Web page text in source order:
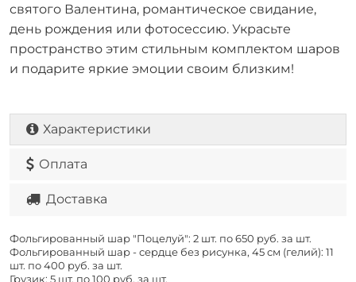
святого Валентина, романтическое свидание,
день рождения или фотосессию. Украсьте
пространство этим стильным комплектом шаров
и подарите яркие эмоции своим близким!
Характеристики
Оплата
Доставка
Фольгированный шар "Поцелуй": 2 шт. по 650 руб. за шт.
Фольгированный шар - сердце без рисунка, 45 см (гелий): 11
шт. по 400 руб. за шт.
Грузик: 5 шт. по 100 руб. за шт.